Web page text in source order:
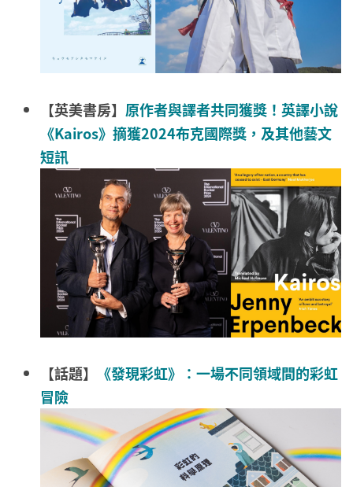
【英美書房】 原作者與譯者共同獲獎！英譯小說
《Kairos》摘獲2024布克國際獎，及其他藝文
短訊
【話題】
《發現彩虹》：一場不同領域間的彩虹
冒險